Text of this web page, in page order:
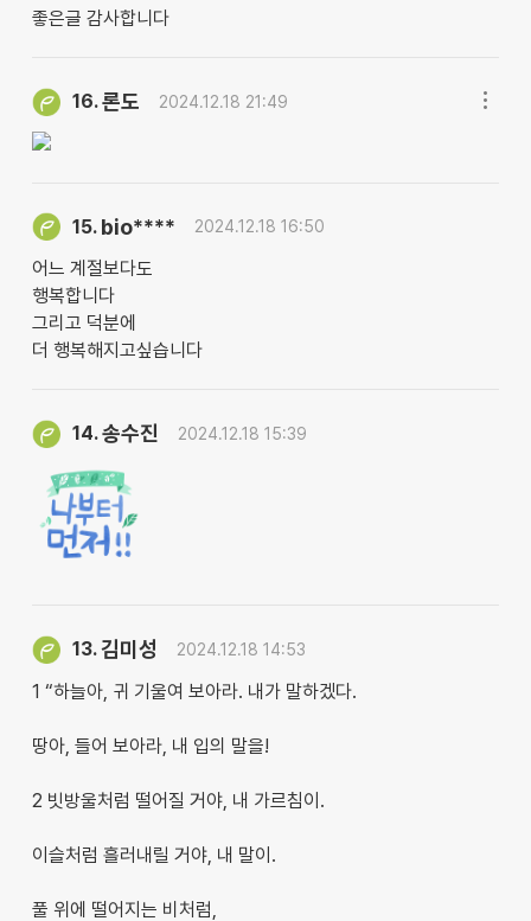
좋은글 감사합니다
16.론도 2024.12.18 21:49
15. bio**** 2024.12.18 16:50
어느 계절보다도
행복합니다
그리고 덕분에
더 행복해지고싶습니다
14.송수진 2024.12.18 15:39
13.김미성 2024.12.18 14:53
1 “하늘아, 귀 기울여 보아라. 내가 말하겠다.
땅아, 들어 보아라, 내 입의 말을!
2 빗방울처럼 떨어질 거야, 내 가르침이.
이슬처럼 흘러내릴 거야, 내 말이.
풀 위에 떨어지는 비처럼,